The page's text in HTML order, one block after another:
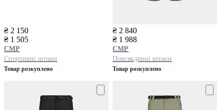
₴ 2 150
₴ 1 505
CMP
Спортивні штани
Товар розкуплено
₴ 2 840
₴ 1 988
CMP
Повсякденні штани
Товар розкуплено